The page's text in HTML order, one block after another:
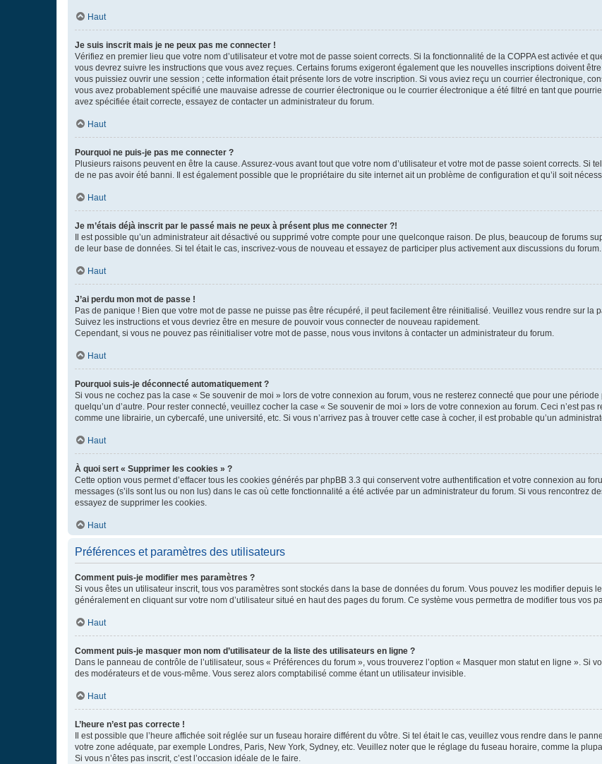
Haut
Je suis inscrit mais je ne peux pas me connecter !
Vérifiez en premier lieu que votre nom d’utilisateur et votre mot de passe soient corrects. Si la fonctionnalité de la COPPA est activée et
vous devrez suivre les instructions que vous avez reçues. Certains forums exigeront également que les nouvelles inscriptions doivent
vous puissiez ouvrir une session ; cette information était présente lors de votre inscription. Si vous aviez reçu un courrier électronique,
vous avez probablement spécifié une mauvaise adresse de courrier électronique ou le courrier électronique a été filtré en tant que
avez spécifiée était correcte, essayez de contacter un administrateur du forum.
Haut
Pourquoi ne puis-je pas me connecter ?
Plusieurs raisons peuvent en être la cause. Assurez-vous avant tout que votre nom d’utilisateur et votre mot de passe soient corrects. Si
de ne pas avoir été banni. Il est également possible que le propriétaire du site internet ait un problème de configuration et qu’il soit
Haut
Je m’étais déjà inscrit par le passé mais ne peux à présent plus me connecter ?!
Il est possible qu’un administrateur ait désactivé ou supprimé votre compte pour une quelconque raison. De plus, beaucoup de forums
de leur base de données. Si tel était le cas, inscrivez-vous de nouveau et essayez de participer plus activement aux discussions du forum.
Haut
J’ai perdu mon mot de passe !
Pas de panique ! Bien que votre mot de passe ne puisse pas être récupéré, il peut facilement être réinitialisé. Veuillez vous rendre sur la
Suivez les instructions et vous devriez être en mesure de pouvoir vous connecter de nouveau rapidement.
Cependant, si vous ne pouvez pas réinitialiser votre mot de passe, nous vous invitons à contacter un administrateur du forum.
Haut
Pourquoi suis-je déconnecté automatiquement ?
Si vous ne cochez pas la case « Se souvenir de moi » lors de votre connexion au forum, vous ne resterez connecté que pour une
quelqu’un d’autre. Pour rester connecté, veuillez cocher la case « Se souvenir de moi » lors de votre connexion au forum. Ceci n’est
comme une librairie, un cybercafé, une université, etc. Si vous n’arrivez pas à trouver cette case à cocher, il est probable qu’un
Haut
À quoi sert « Supprimer les cookies » ?
Cette option vous permet d’effacer tous les cookies générés par phpBB 3.3 qui conservent votre authentification et votre connexion au
messages (s’ils sont lus ou non lus) dans le cas où cette fonctionnalité a été activée par un administrateur du forum. Si vous rencontrez
essayez de supprimer les cookies.
Haut
Préférences et paramètres des utilisateurs
Comment puis-je modifier mes paramètres ?
Si vous êtes un utilisateur inscrit, tous vos paramètres sont stockés dans la base de données du forum. Vous pouvez les modifier depuis
généralement en cliquant sur votre nom d’utilisateur situé en haut des pages du forum. Ce système vous permettra de modifier tous vos
Haut
Comment puis-je masquer mon nom d’utilisateur de la liste des utilisateurs en ligne ?
Dans le panneau de contrôle de l’utilisateur, sous « Préférences du forum », vous trouverez l’option « Masquer mon statut en ligne ». Si
des modérateurs et de vous-même. Vous serez alors comptabilisé comme étant un utilisateur invisible.
Haut
L’heure n’est pas correcte !
Il est possible que l’heure affichée soit réglée sur un fuseau horaire différent du vôtre. Si tel était le cas, veuillez vous rendre dans le
votre zone adéquate, par exemple Londres, Paris, New York, Sydney, etc. Veuillez noter que le réglage du fuseau horaire, comme la
Si vous n’êtes pas inscrit, c’est l’occasion idéale de le faire.